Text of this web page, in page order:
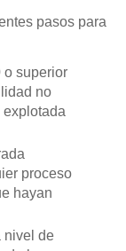
pasos para
o superior
no
proceso
hayan
de